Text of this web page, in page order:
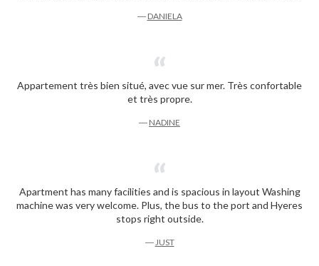
― DANIELA
Appartement très bien situé, avec vue sur mer. Très confortable
et très propre.
― NADINE
Apartment has many facilities and is spacious in layout Washing
machine was very welcome. Plus, the bus to the port and Hyeres
stops right outside.
― JUST